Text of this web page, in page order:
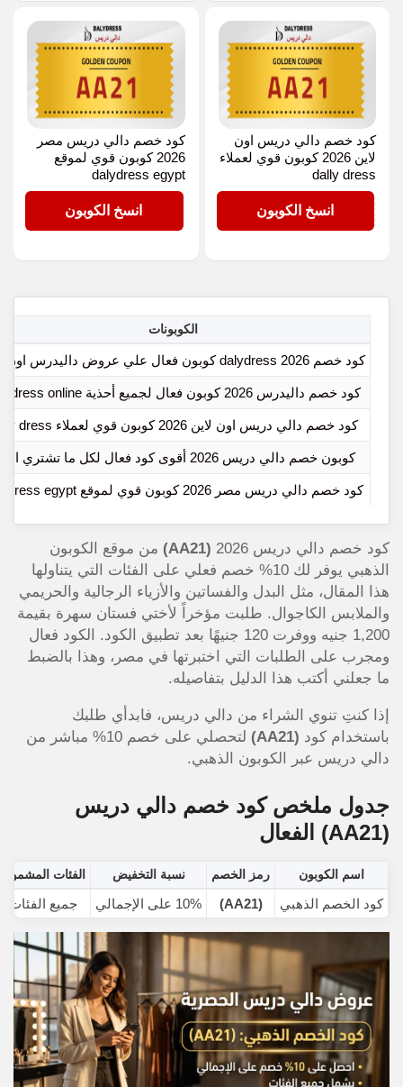
كود خصم دالي دريس اون
لاين 2026 كوبون قوي لعملاء
dally dress
AA21انسخ الكوبون
كود خصم دالي دريس مصر
2026 كوبون قوي لموقع
dalydress egypt
AA21انسخ الكوبون
الكوبونات
كود خصم dalydress 2026 كوبون فعال علي عروض داليدرس اون لاين
كود خصم داليدرس 2026 كوبون فعال لجميع أحذية dalydress online
كود خصم دالي دريس اون لاين 2026 كوبون قوي لعملاء dally dress
كوبون خصم دالي دريس 2026 أقوى كود فعال لكل ما تشتري اليوم
كود خصم دالي دريس مصر 2026 كوبون قوي لموقع dalydress egypt
كود خصم دالي دريس 2026 (AA21)
من موقع الكوبون
الذهبي يوفر لك 10% خصم فعلي على الفئات التي يتناولها
هذا المقال، مثل البدل والفساتين والأزياء الرجالية والحريمي
والملابس الكاجوال. طلبت مؤخراً لأختي فستان سهرة بقيمة
1,200 جنيه ووفرت 120 جنيهًا بعد تطبيق الكود. الكود فعال
ومجرب على الطلبات التي اختبرتها في مصر، وهذا بالضبط
ما جعلني أكتب هذا الدليل بتفاصيله.
إذا كنتِ تنوي الشراء من دالي دريس، فابدأي طلبك
باستخدام كود (AA21)
لتحصلي على خصم 10% مباشر من
دالي دريس عبر الكوبون الذهبي.
جدول ملخص كود خصم دالي دريس
(AA21)
الفعال
اسم الكوبون رمز الخصم نسبة التخفيض الفئات المشمولة
كود الخصم الذهبي (AA21) 10% على الإجمالي جميع الفئات